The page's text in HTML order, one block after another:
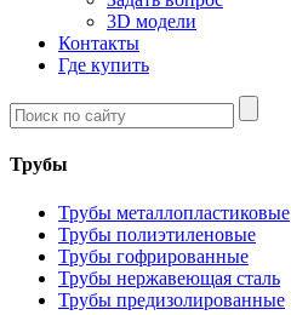
3D модели
Контакты
Где купить
Трубы
Трубы металлопластиковые
Трубы полиэтиленовые
Трубы гофрированные
Трубы нержавеющая сталь
Трубы предизолированные